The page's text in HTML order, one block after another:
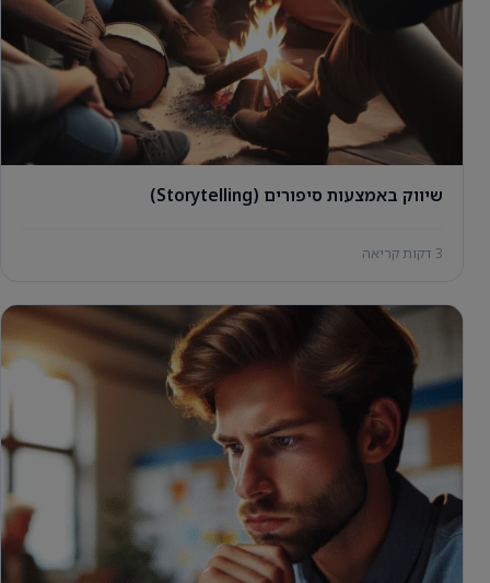
שיווק באמצעות סיפורים (Storytelling)
3 דקות קריאה